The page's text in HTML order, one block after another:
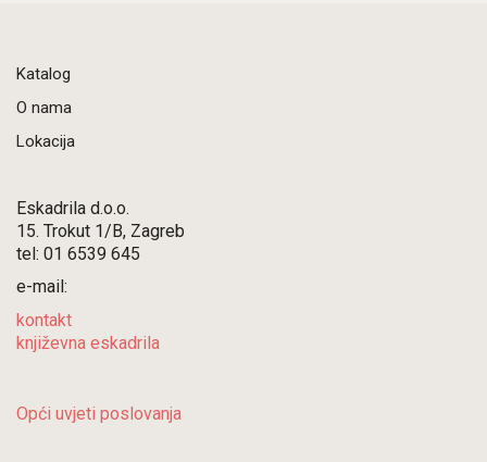
Katalog
O nama
Lokacija
Eskadrila d.o.o.
15. Trokut 1/B, Zagreb
tel: 01 6539 645
e-mail:
kontakt
književna eskadrila
Opći uvjeti poslovanja